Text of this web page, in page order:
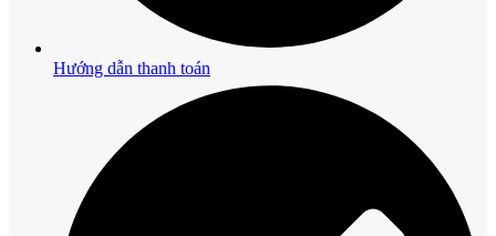
Hướng dẫn thanh toán